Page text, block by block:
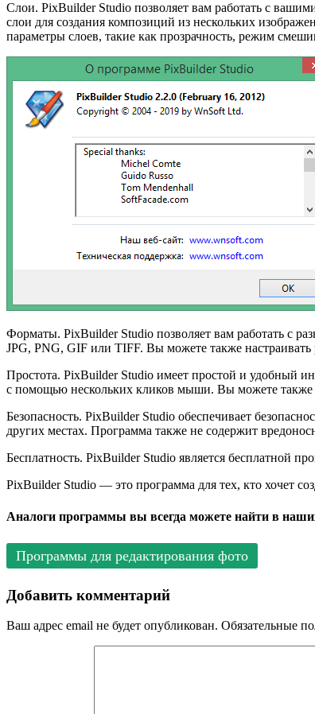
Слои. PixBuilder Studio позволяет вам работать с
слои для создания композиций из нескольких
параметры слоев, такие как прозрачность, режим
Форматы. PixBuilder Studio позволяет вам работать с
JPG, PNG, GIF или TIFF. Вы можете также настраивать
Простота. PixBuilder Studio имеет простой и удобный
с помощью нескольких кликов мыши. Вы можете также
Безопасность. PixBuilder Studio обеспечивает
других местах. Программа также не содержит
Бесплатность. PixBuilder Studio является бесплатной
PixBuilder Studio — это программа для тех, кто хочет
Аналоги программы вы всегда можете найти в
Программы для редактирования фото
Добавить комментарий
Ваш адрес email не будет опубликован. Обязательные